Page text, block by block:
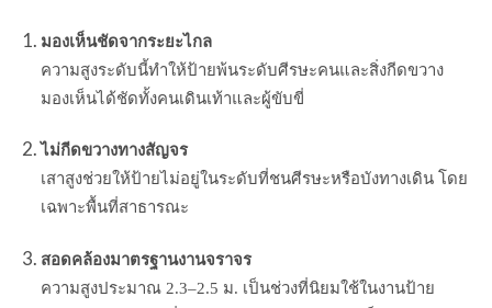
มองเห็นชัดจากระยะไกล
ความสูงระดับนี้ทำให้ป้ายพ้นระดับศีรษะคนและสิ่งกีดขวาง
มองเห็นได้ชัดทั้งคนเดินเท้าและผู้ขับขี่
ไม่กีดขวางทางสัญจร
เสาสูงช่วยให้ป้ายไม่อยู่ในระดับที่ชนศีรษะหรือบังทางเดิน โดย
เฉพาะพื้นที่สาธารณะ
สอดคล้องมาตรฐานงานจราจร
ความสูงประมาณ 2.3–2.5 ม. เป็นช่วงที่นิยมใช้ในงานป้าย